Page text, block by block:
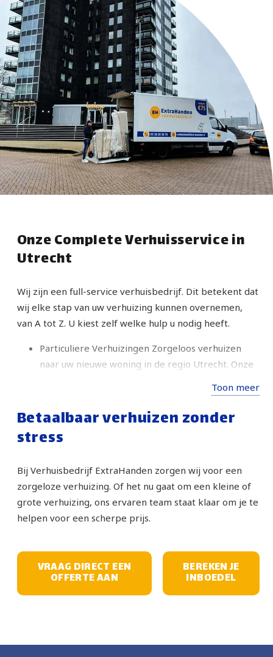
Onze Complete Verhuisservice in
Utrecht
Wij zijn een full-service verhuisbedrijf. Dit betekent dat
wij elke stap van uw verhuizing kunnen overnemen,
van A tot Z. U kiest zelf welke hulp u nodig heeft.
Particuliere Verhuizingen Zorgeloos verhuizen
naar uw nieuwe woning in de regio Utrecht. Onze
de grootste zorg, alsof het van ons zelf is.
Zakelijke & Kantoorverhuizingen Wij begrijpen
dat uw bedrijf moet blijven draaien. Wij bieden
Seniorenverhuizingen Verhuizen naar een
zorgwoning of kleinere woning vraagt om extra
aandacht. Wij nemen alle tijd en werken met
Spoedverhuizingen (24/7 Service) Met spoed een
betrouwbare verhuizer nodig? Bel ons dag en
nacht. Wij zijn dé specialist in last-minute
Toon meer
Betaalbaar verhuizen zonder
stress
Bij Verhuisbedrijf ExtraHanden zorgen wij voor een
zorgeloze verhuizing. Of het nu gaat om een kleine of
grote verhuizing, ons ervaren team staat klaar om je te
helpen voor een scherpe prijs.
VRAAG DIRECT EEN
OFFERTE AAN
BEREKEN JE
INBOEDEL